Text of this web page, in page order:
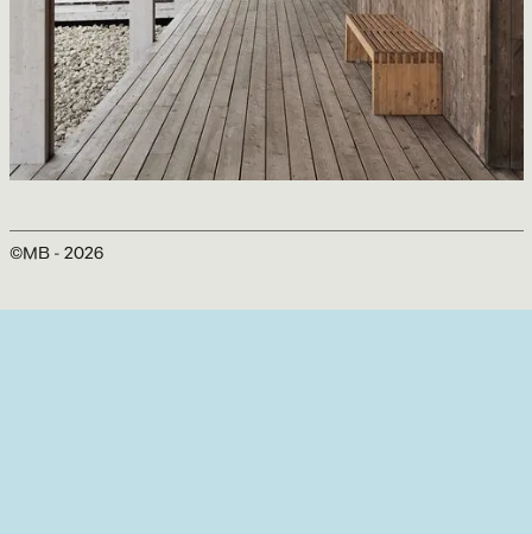
Atelier Pierre Thibault
©MB - 2026